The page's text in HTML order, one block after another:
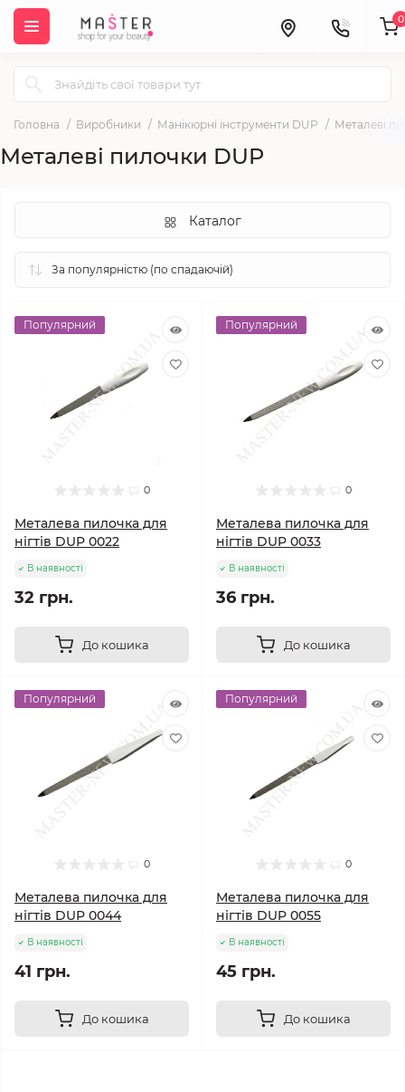
0
Головна Виробники Манікюрні інструменти DUP Металеві
Металеві пилочки DUP
Каталог
Популярний
0
Металева пилочка для
нігтів DUP 0022
В наявності
32 грн.
До кошика
Популярний
0
Металева пилочка для
нігтів DUP 0033
В наявності
36 грн.
До кошика
Популярний
0
Металева пилочка для
нігтів DUP 0044
В наявності
41 грн.
До кошика
Популярний
0
Металева пилочка для
нігтів DUP 0055
В наявності
45 грн.
До кошика